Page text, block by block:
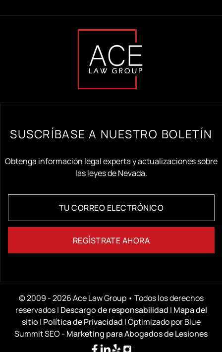
SUSCRÍBASE A NUESTRO BOLETÍN
Obtenga información legal experta y actualizaciones sobre
las leyes de Nevada.
© 2009 - 2026 Ace Law Group • Todos los derechos
reservados | Descargo de responsabilidad | Mapa del
sitio | Política de Privacidad | Optimizado por Blue
Summit SEO - Marketing para Abogados de Lesiones